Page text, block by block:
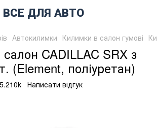
ВСЕ ДЛЯ АВТО
Автокилимки Килимки в салон гумові
CADILLAC SRX з
(Element, поліуретан)
Написати відгук